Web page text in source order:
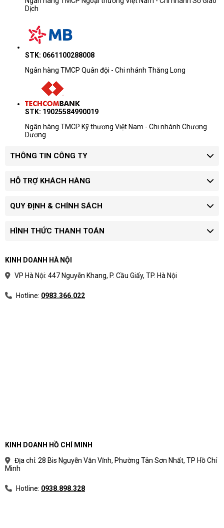
Dịch
STK: 0661100288008
Ngân hàng TMCP Quân đội - Chi nhánh Thăng Long
STK: 19025584990019
Ngân hàng TMCP Kỹ thương Việt Nam - Chi nhánh Chương
Dương
THÔNG TIN CÔNG TY
HỖ TRỢ KHÁCH HÀNG
QUY ĐỊNH & CHÍNH SÁCH
HÌNH THỨC THANH TOÁN
KINH DOANH HÀ NỘI
VP Hà Nội: 447 Nguyễn Khang, P. Cầu Giấy, TP. Hà Nội
Hotline: 0983.366.022
KINH DOANH HỒ CHÍ MINH
Địa chỉ: 28 Bis Nguyễn Văn Vĩnh, Phường Tân Sơn Nhất, TP Hồ Chí
Minh
Hotline: 0938.898.328